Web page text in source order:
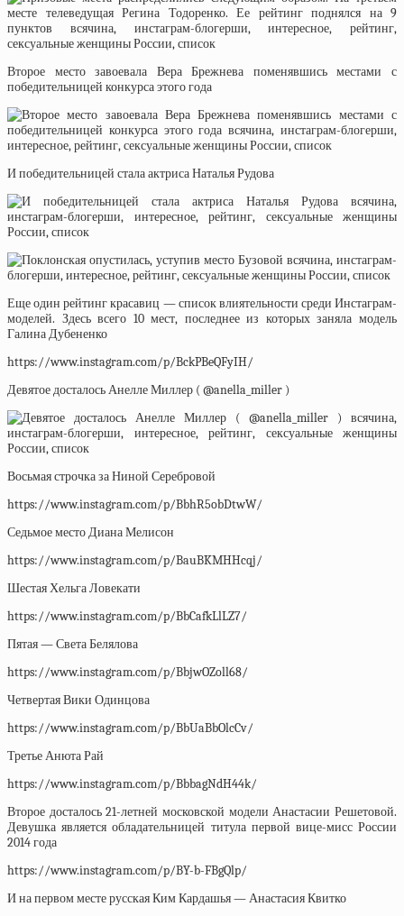
Второе место завоевала Вера Брежнева поменявшись местами с
победительницей конкурса этого года
И победительницей стала актриса Наталья Рудова
Еще один рейтинг красавиц — список влиятельности среди Инстаграм-
моделей. Здесь всего 10 мест, последнее из которых заняла модель
Галина Дубененко
https://www.instagram.com/p/BckPBeQFyIH/
Девятое досталось Анелле Миллер ( @anella_miller )
Восьмая строчка за Ниной Серебровой
https://www.instagram.com/p/BbhR5obDtwW/
Седьмое место Диана Мелисон
https://www.instagram.com/p/BauBKMHHcqj/
Шестая Хельга Ловекати
https://www.instagram.com/p/BbCafkLlLZ7/
Пятая — Света Белялова
https://www.instagram.com/p/BbjwOZoll68/
Четвертая Вики Одинцова
https://www.instagram.com/p/BbUaBbOlcCv/
Третье Анюта Рай
https://www.instagram.com/p/BbbagNdH44k/
Второе досталось 21-летней московской модели Анастасии Решетовой.
Девушка является обладательницей титула первой вице-мисс России
2014 года
https://www.instagram.com/p/BY-b-FBgQlp/
И на первом месте русская Ким Кардашья — Анастасия Квитко